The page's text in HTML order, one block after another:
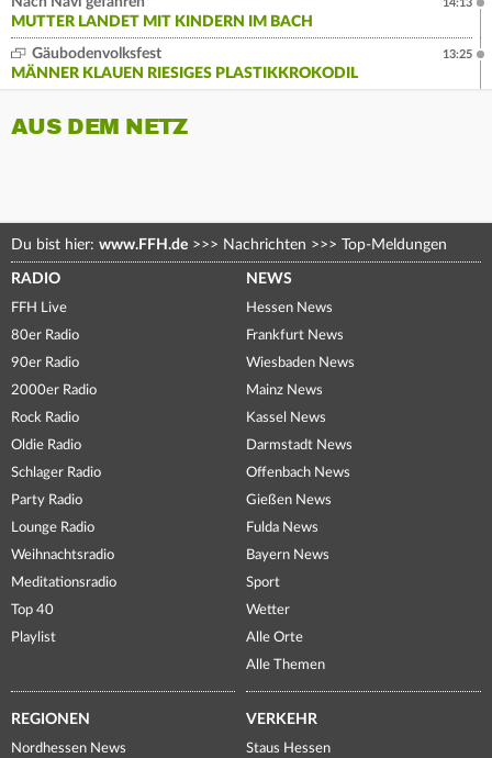
MUTTER LANDET MIT KINDERN IM BACH
14:13
Gäubodenvolksfest
MÄNNER KLAUEN RIESIGES PLASTIKKROKODIL
13:25
AUS DEM NETZ
Du bist hier: www.FFH.de >>> Nachrichten >>> Top-Meldungen
RADIO
FFH Live
80er Radio
90er Radio
2000er Radio
Rock Radio
Oldie Radio
Schlager Radio
Party Radio
Lounge Radio
Weihnachtsradio
Meditationsradio
Top 40
Playlist
NEWS
Hessen News
Frankfurt News
Wiesbaden News
Mainz News
Kassel News
Darmstadt News
Offenbach News
Gießen News
Fulda News
Bayern News
Sport
Wetter
Alle Orte
Alle Themen
REGIONEN
Nordhessen News
VERKEHR
Staus Hessen